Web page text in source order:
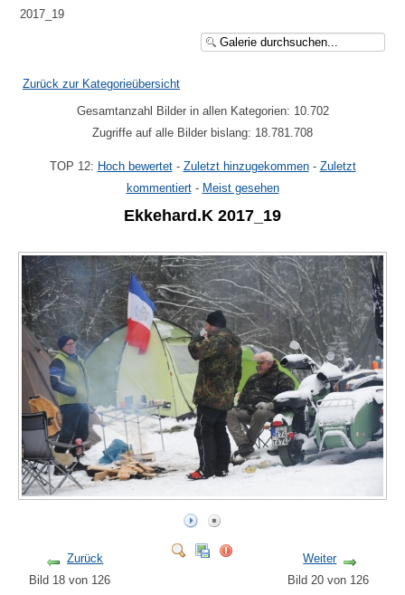
2017_19
Zurück zur Kategorieübersicht
Gesamtanzahl Bilder in allen Kategorien: 10.702
Zugriffe auf alle Bilder bislang: 18.781.708
TOP 12: Hoch bewertet- Zuletzt hinzugekommen- Zuletzt
kommentiert- Meist gesehen
Ekkehard.K 2017_19
Zurück
Bild 18 von 126
Weiter
Bild 20 von 126